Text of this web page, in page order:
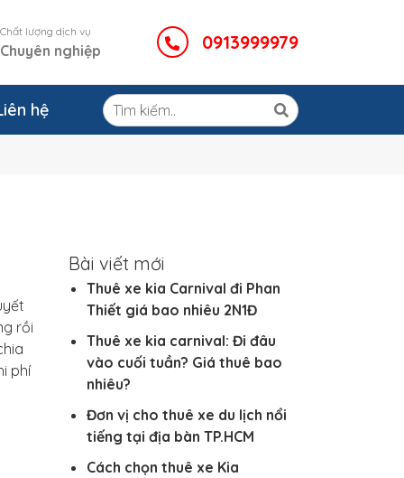
Chất lượng dịch vụ
Chuyên nghiệp 0913999979
hệ
rồi
phí
Bài viết mới
Thuê xe kia Carnival đi Phan
Thiết giá bao nhiêu 2N1Đ
Thuê xe kia carnival: Đi đâu
vào cuối tuần? Giá thuê bao
nhiêu?
Đơn vị cho thuê xe du lịch nổi
tiếng tại địa bàn TP.HCM
Cách chọn thuê xe Kia